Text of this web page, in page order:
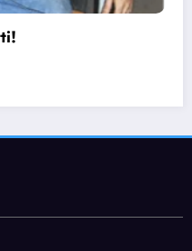
Radyo Fenomen’in